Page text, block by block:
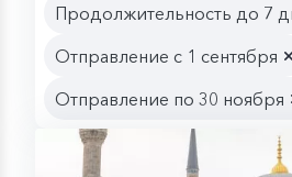
Продолжительность до 7
Отправление с 1 сентября
Отправление по 30 ноября